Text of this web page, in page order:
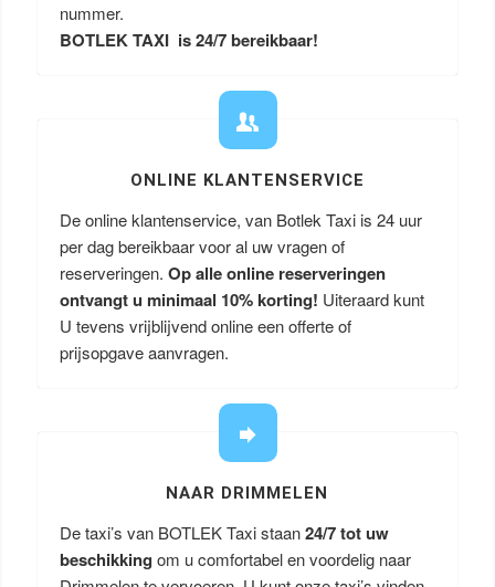
nummer.
BOTLEK TAXI is 24/7 bereikbaar!
ONLINE KLANTENSERVICE
De online klantenservice, van Botlek Taxi is 24 uur
per dag bereikbaar voor al uw vragen of
reserveringen. Op alle online reserveringen
ontvangt u minimaal 10% korting! Uiteraard kunt
U tevens vrijblijvend online een offerte of
prijsopgave aanvragen.
NAAR DRIMMELEN
De taxi’s van BOTLEK Taxi staan24/7 tot uw
beschikking om u comfortabel en voordelig naar